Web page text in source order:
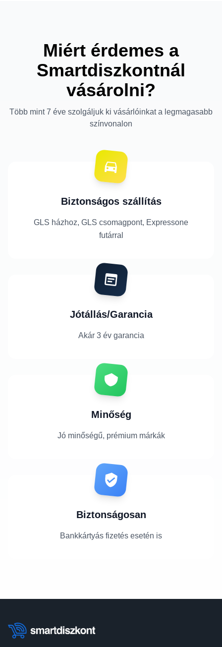
Miért érdemes a
Smartdiszkontnál
vásárolni?
Több mint 7 éve szolgáljuk ki vásárlóinkat a legmagasabb
színvonalon
Biztonságos szállítás
GLS házhoz, GLS csomagpont, Expressone
futárral
Jótállás/Garancia
Akár 3 év garancia
Minőség
Jó minőségű, prémium márkák
Biztonságosan
Bankkártyás fizetés esetén is